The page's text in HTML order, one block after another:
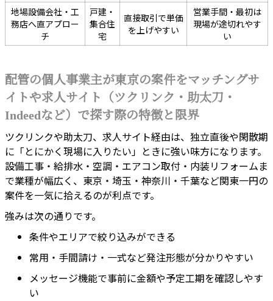
地場設備会社・工
務店へ直アプロー
チ
戸建・
集合住
宅
直接取引で単価
を上げやすい
営業手間・最初は
現場が途切れやす
い
配管の個人事業主が東京の案件をマッチングサ
イトや求人サイト（ツクリンク・助太刀・
Indeedなど）で探す際の特徴と限界
ツクリンクや助太刀、求人サイト経由は、独立直後や閑散期
に「とにかく現場に入りたい」ときに強い味方になります。
設備工事・給排水・空調・エアコン取付・内装リフォームま
で業種が幅広く、東京・埼玉・神奈川・千葉など関東一円の
案件を一気に拾えるのが利点です。
強みは次の通りです。
条件やエリアで絞り込みができる
常用・手間請け・一式など発注形態が分かりやすい
メッセージ機能で事前に金額や予定工期を確認しやす
い